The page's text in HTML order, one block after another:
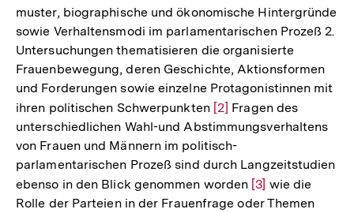
muster, biographische und ökonomische Hintergründe
sowie Verhaltensmodi im parlamentarischen Prozeß 2.
Untersuchungen thematisieren die organisierte
Frauenbewegung, deren Geschichte, Aktionsformen
und Forderungen sowie einzelne Protagonistinnen mit
ihren politischen Schwerpunkten Zur
Auflösung
der
Fußnote
[2] Fragen des
unterschiedlichen Wahl-und Abstimmungsverhaltens
von Frauen und Männern im politisch-
parlamentarischen Prozeß sind durch Langzeitstudien
ebenso in den Blick genommen worden Zur
Auflösung
[3] wie die
Rolle der Parteien in der Frauenfrage oder Themen